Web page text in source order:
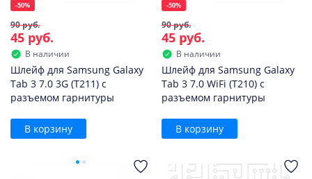
-50%
90 руб.
45 руб.
В наличии
Шлейф для Samsung Galaxy
Tab 3 7.0 3G (T211) с
разъемом гарнитуры
В корзину
-50%
90 руб.
45 руб.
В наличии
Шлейф для Samsung Galaxy
Tab 3 7.0 WiFi (T210) с
разъемом гарнитуры
В корзину